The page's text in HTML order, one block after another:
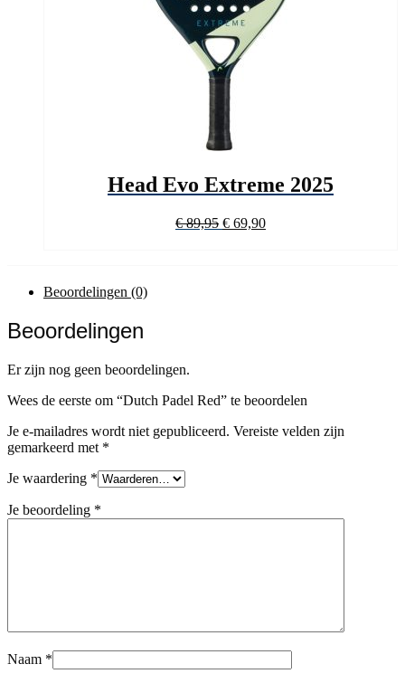
Head Evo Extreme 2025
€89,95 Oorspronkelijke
€ 69,90Huidige
Beoordelingen (0)
Beoordelingen
Er zijn nog geen beoordelingen.
Wees de eerste om “Dutch Padel Red” te beoordelen
Je e-mailadres wordt niet gepubliceerd. Vereiste velden zijn
gemarkeerd met *
Je waardering *
Je beoordeling *
Naam *